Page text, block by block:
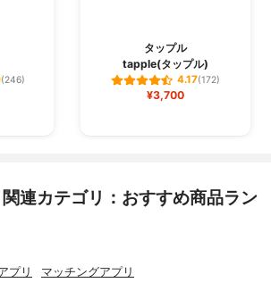
(246)
タップル
tapple(タップル)
4.17(172)
¥3,700
連カテゴリ：おすすめ商品ラン
プリ マッチングアプリ